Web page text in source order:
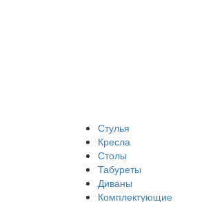
Стулья
Кресла
Столы
Табуреты
Диваны
Комплектующие